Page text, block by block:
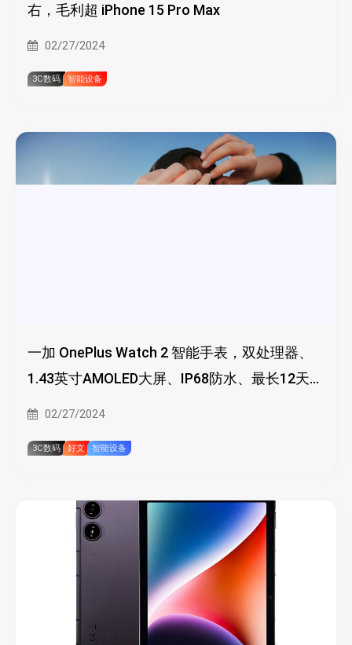
右，毛利超 iPhone 15 Pro Max
02/27/2024
3C数码 智能设备
一加 OnePlus Watch 2 智能手表，双处理器、
1.43英寸AMOLED大屏、IP68防水、最长12天续
航
02/27/2024
3C数码 好文 智能设备